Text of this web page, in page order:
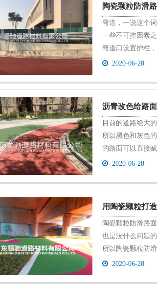
陶瓷颗粒防滑
弯道，一说这个
一些不可控因素
弯道口设置护栏
2020-06-28
沥青改色给路
目前的道路绝大
所以黑色和灰色
的路面可以直接
2020-06-28
用陶瓷颗粒打
陶瓷颗粒防滑路
也是没什么问题
所以陶瓷颗粒防
2020-06-28